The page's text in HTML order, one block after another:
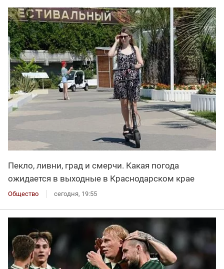
Пекло, ливни, град и смерчи. Какая погода
ожидается в выходные в Краснодарском крае
Общество сегодня, 19:55